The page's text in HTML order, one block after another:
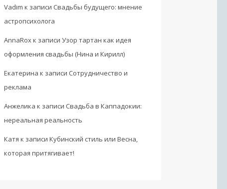
Vadim к записи Свадьбы будущего: мнение
астропсихолога
AnnaRoxк записи Узор тартан как идея
оформления свадьбы (Нина и Кирилл)
Екатерина к записи Сотрудничество и
реклама
Анжелика к записи Свадьба в Каппадокии:
нереальная реальность
Катя к записи Кубинский стиль или Весна,
которая притягивает!